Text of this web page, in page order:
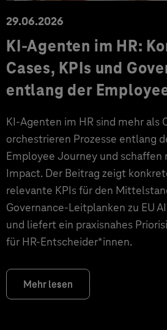
29.06.2026
KI‑Agenten im HR:
Cases, KPIs und
entlang der
KI‑Agenten im HR sind mehr als
orchestrieren Prozesse entlang
Employee Journey und schaffen
Impact. Der Beitrag zeigt
relevante KPIs für den
Governance‑Leitplanken zu EU
und liefert ein praxisnahes
für HR‑Entscheider*innen.
Mehr lesen